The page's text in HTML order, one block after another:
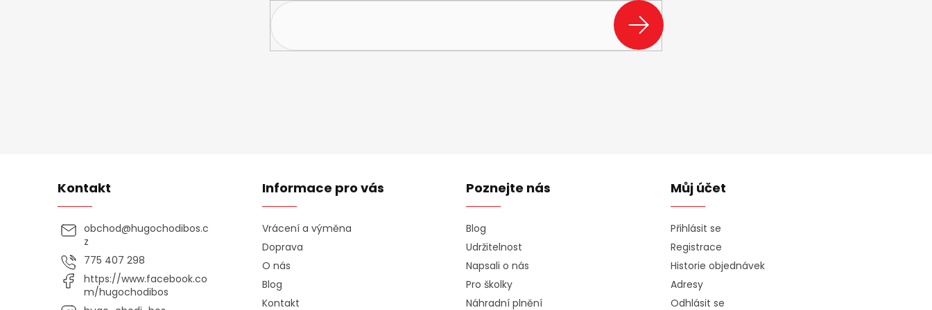
PŘIHLÁSIT
SE
Kontakt
obchod@hugochodibos.c
z
775 407 298
https://www.facebook.co
m/hugochodibos
Informace pro vás
Vrácení a výměna
Doprava
O nás
Blog
Kontakt
Poznejte nás
Blog
Udržitelnost
Napsali o nás
Pro školky
Náhradní plnění
Můj účet
Přihlásit se
Registrace
Historie objednávek
Adresy
Odhlásit se